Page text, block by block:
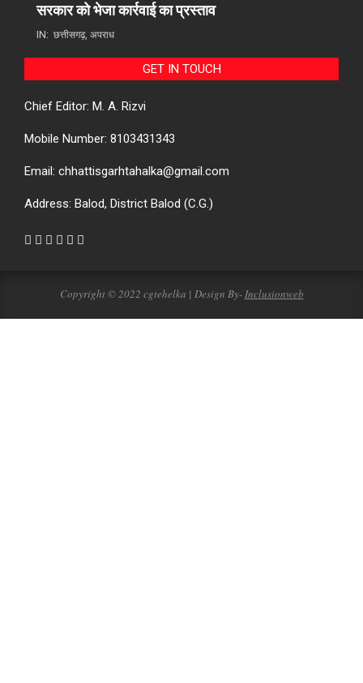
सरकार को भेजा कार्रवाई का प्रस्ताव
IN: छत्तीसगढ़, अपराध
GET IN TOUCH
Chief Editor: M. A. Rizvi
Mobile Number: 8103431343
Email: chhattisgarhtahalka@gmail.com
Address: Balod, District Balod (C.G.)
Copyright © 2022 cgtehelka | Design By-Inclusionweb